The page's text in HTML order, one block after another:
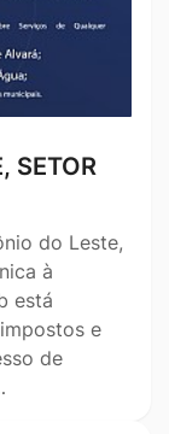
SETOR
do Leste,
à
está
e
de